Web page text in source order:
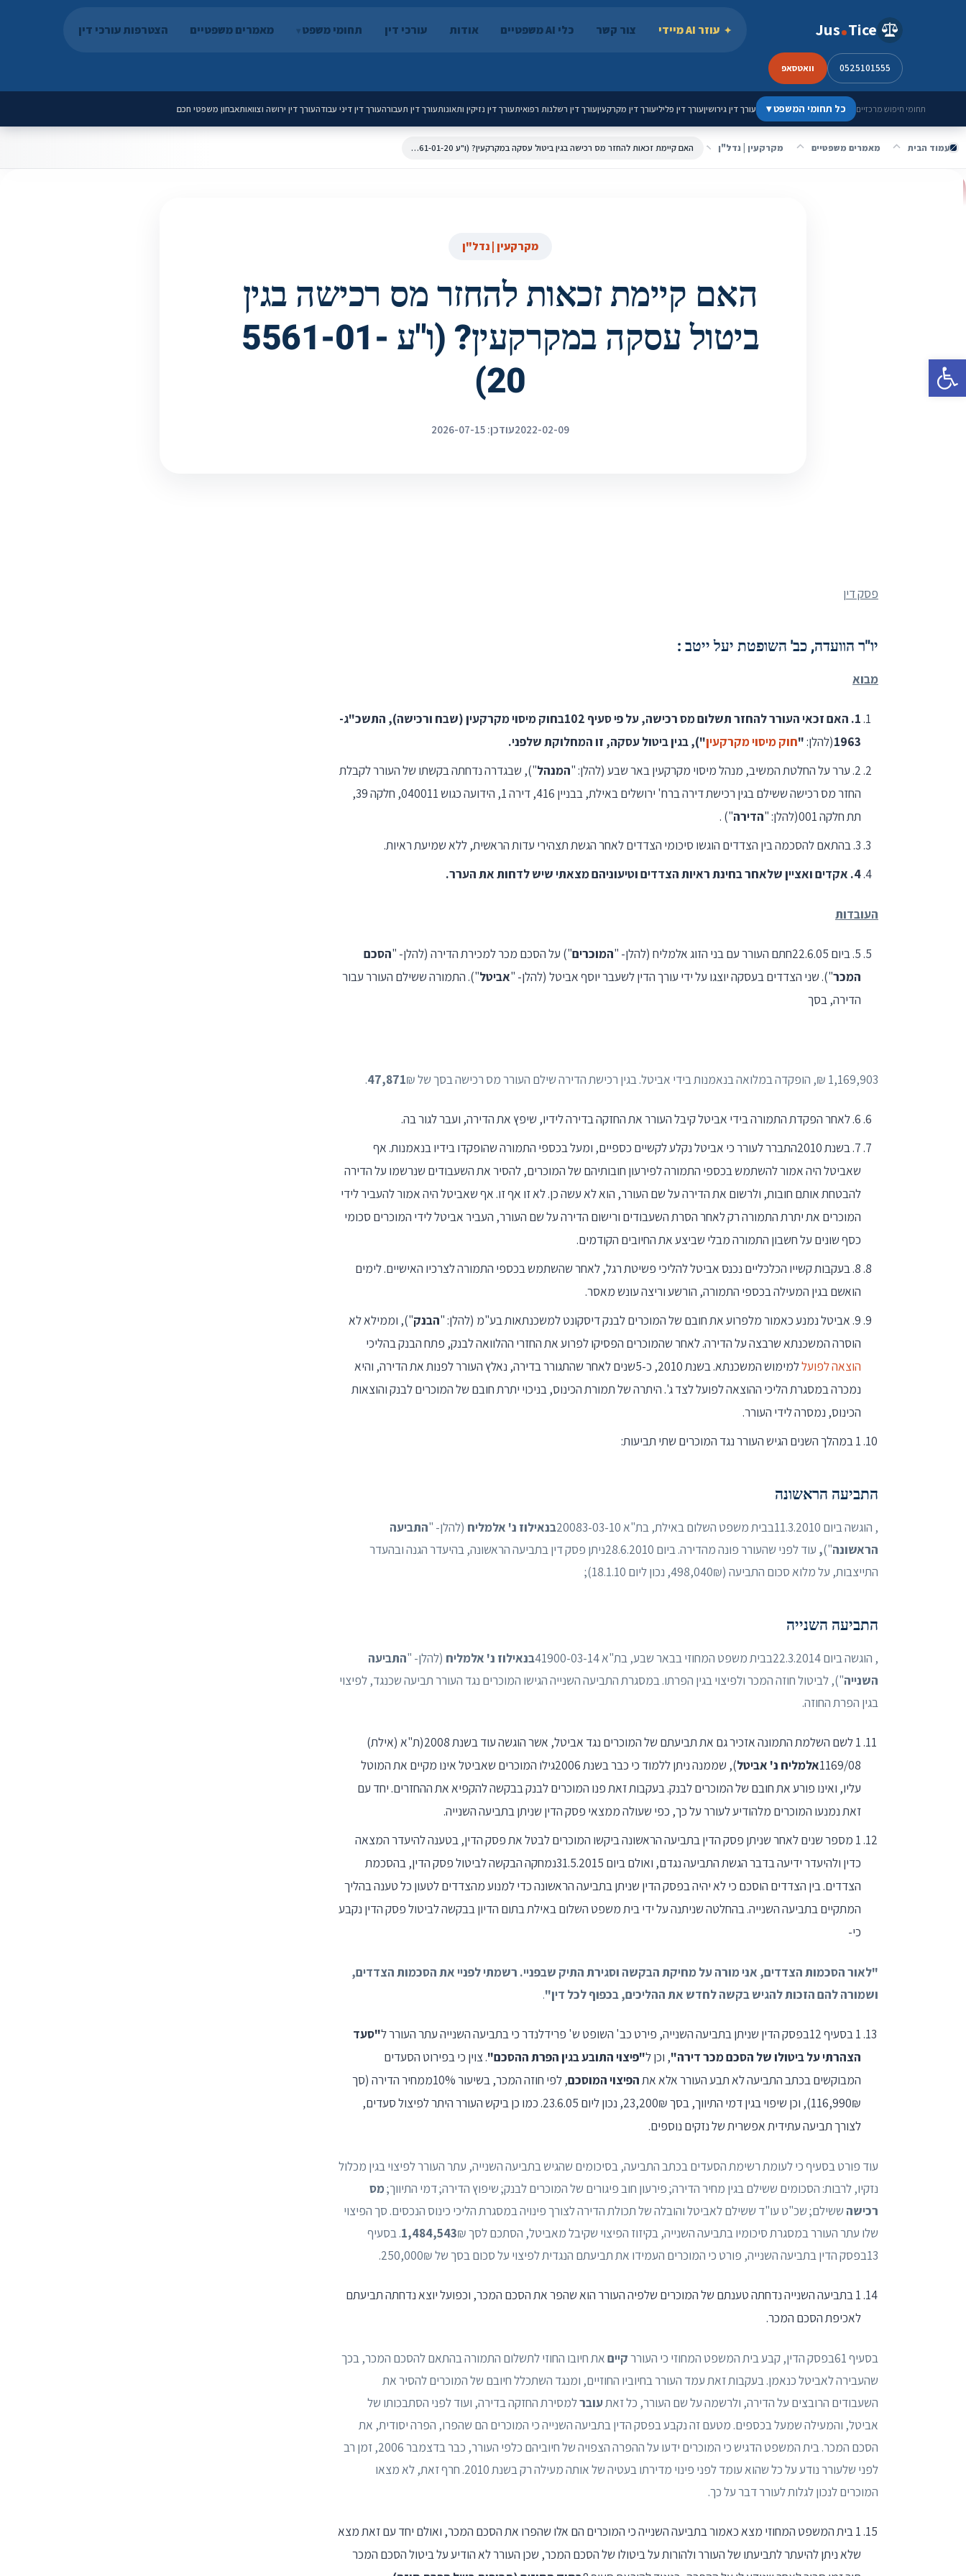
פתח סרגל נגישות
Jus Tice עוזר AI מיידי צור קשר כלי AI משפטיים אודות עורכי דין תחומי משפט מאמרים משפטיים הצטרפות עורכי דין
0525101555 וואטסאפ
תחומי חיפוש מרכזיים כל תחומי המשפט▾ עורך דין גירושיןעורך דין פליליעורך דין מקרקעיןעורך דין רשלנות רפואיתעורך דין נזיקין ותאונותעורך דין תעבורהעורך דין דיני עבודהעורך דין ירושה וצוואותאבחון משפטי חכם
עמוד הבית מאמרים משפטיים מקרקעין | נדל"ן האם קיימת זכאות להחזר מס רכישה בגין ביטול עסקה במקרקעין? (ו"ע 5561-01-20)
מקרקעין | נדל"ן
האם קיימת זכאות להחזר מס רכישה בגין
ביטול עסקה במקרקעין? (ו"ע 5561-01-
20)
2022-02-09עודכן: 2026-07-15
פסק דין
יו"ר הוועדה, כב' השופטת יעל ייטב :
מבוא
1
. האם זכאי העורר להחזר תשלום מס רכישה, על פי סעיף 102בחוק מיסוי מקרקעין (שבח ורכישה), התשכ"ג-
1963(להלן:"חוק מיסוי מקרקעין"), בגין ביטול עסקה, זו המחלוקת שלפני.
2. ערר על החלטת המשיב, מנהל מיסוי מקרקעין באר שבע (להלן: "
המנהל"), שבגדרה נדחתה בקשתו של העורר לקבלת
החזר מס רכישה ששילם בגין רכישת דירה ברח' ירושלים באילת, בבניין 416, דירה 1, הידועה כגוש 040011, חלקה 39,
תת חלקה 001(להלן: "
הדירה") .
3. בהתאם להסכמה בין הצדדים הוגשו סיכומי הצדדים לאחר הגשת תצהירי עדות הראשית, ללא שמיעת ראיות.
4. אקדים ואציין שלאחר בחינת ראיות הצדדים וטיעוניהם מצאתי שיש לדחות את הערר.
העובדות
5. ביום 22.6.05חתם העורר עם בני הזוג אלמליח (להלן- " המוכרים") על הסכם מכר למכירת הדירה (להלן- "הסכם
המכר"). שני הצדדים בעסקה יוצגו על ידי עורך הדין לשעבר יוסף אביטל (להלן- "אביטל"). התמורה ששילם העורר עבור
הדירה, בסך
1,169,903 ₪, הופקדה במלואה בנאמנות בידי אביטל. בגין רכישת הדירה שילם העורר מס רכישה בסך של 47,871₪.
6. לאחר הפקדת התמורה בידי אביטל קיבל העורר את החזקה בדירה לידיו, שיפץ את הדירה, ועבר לגור בה.
7. בשנת 2010התברר לעורר כי אביטל נקלע לקשיים כספיים, ומעל בכספי התמורה שהופקדו בידיו בנאמנות. אף
שאביטל היה אמור להשתמש בכספי התמורה לפירעון חובותיהם של המוכרים, להסיר את השעבודים שנרשמו על הדירה
להבטחת אותם חובות, ולרשום את הדירה על שם העורר, הוא לא עשה כן. לא זו אף זו. אף שאביטל היה אמור להעביר לידי
המוכרים את יתרת התמורה רק לאחר הסרת השעבודים ורישום הדירה על שם העורר, העביר אביטל לידי המוכרים סכומי
כסף שונים על חשבון התמורה מבלי שביצע את החיובים הקודמים.
8. בעקבות קשייו הכלכליים נכנס אביטל להליכי פשיטת רגל, לאחר שהשתמש בכספי התמורה לצרכיו האישיים. לימים
הואשם בגין המעילה בכספי התמורה, הורשע וריצה עונש מאסר.
9. אביטל נמנע כאמור מלפרוע את חובם של המוכרים לבנק דיסקונט למשכנתאות בע"מ (להלן: "
הבנק"), וממילא לא
הוסרה המשכנתא שרבצה על הדירה. לאחר שהמוכרים הפסיקו לפרוע את החזרי ההלוואה לבנק, פתח הבנק בהליכי
הוצאה לפועל
למימוש המשכנתא. בשנת 2010, כ-5שנים לאחר שהתגורר בדירה, נאלץ העורר לפנות את הדירה, והיא
נמכרה במסגרת הליכי ההוצאה לפועל לצד ג'. היתרה של תמורת הכינוס, בניכוי יתרת חובם של המוכרים לבנק והוצאות
הכינוס, נמסרה לידי העורר.
1 במהלך השנים הגיש העורר נגד המוכרים שתי תביעות:
התביעה הראשונה
, הוגשה ביום 11.3.2010בבית משפט השלום באילת, בת"א 20083-03-10 בנאילוז נ' אלמליח (להלן- "התביעה
הראשונה")
,
עוד לפני שהעורר פונה מהדירה. ביום 28.6.2010ניתן פסק דין בתביעה הראשונה, בהיעדר הגנה ובהעדר
התייצבות, על מלוא סכום התביעה (498,040₪, נכון ליום 18.1.10);
התביעה השנייה
, הוגשה ביום 22.3.2014בבית משפט המחוזי בבאר שבע, בת"א 41900-03-14 בנאילוז נ' אלמליח (להלן- "התביעה
השנייה"), לביטול חוזה המכר ולפיצוי בגין הפרתו. במסגרת התביעה השנייה הגישו המוכרים נגד העורר תביעה שכנגד, לפיצוי
בגין הפרת החוזה.
1 לשם השלמת התמונה אזכיר גם את תביעתם של המוכרים נגד אביטל, אשר הוגשה עוד בשנת 2008(ת"א (אילת)
1169/08אלמליח נ' אביטל
), שממנה ניתן ללמוד כי כבר בשנת 2006גילו המוכרים שאביטל אינו מקיים את המוטל
עליו, ואינו פורע את חובם של המוכרים לבנק. בעקבות זאת פנו המוכרים לבנק בבקשה להקפיא את ההחזרים. יחד עם
זאת נמנעו המוכרים מלהודיע לעורר על כך, כפי שעולה ממצאי פסק הדין שניתן בתביעה השנייה.
1 מספר שנים לאחר שניתן פסק הדין בתביעה הראשונה ביקשו המוכרים לבטל את פסק הדין, בטענה להיעדר המצאה
כדין ולהיעדר ידיעה בדבר הגשת התביעה נגדם, ואולם ביום 31.5.2015נמחקה הבקשה לביטול פסק הדין, בהסכמת
הצדדים. בין הצדדים הוסכם כי לא יהיה בפסק הדין שניתן בתביעה הראשונה כדי למנוע מהצדדים לטעון כל טענה בהליך
המתקיים בתביעה השנייה. בהחלטה שניתנה על ידי בית משפט השלום באילת בתום הדיון בבקשה לביטול פסק הדין נקבע
כי-
"לאור הסכמות הצדדים, אני מורה על מחיקת הבקשה וסגירת התיק שבפניי. רשמתי לפניי את הסכמות הצדדים,
ושמורה להם הזכות להגיש בקשה לחדש את ההליכים, בכפוף לכל דין".
1 בסעיף 12בפסק הדין שניתן בתביעה השנייה, פירט כב' השופט ש' פרידלנדר כי בתביעה השנייה עתר העורר ל
"סעד
הצהרתי על ביטולו של הסכם מכר דירה", וכן ל"פיצוי התובע בגין הפרת ההסכם". צוין כי בפירוט הסעדים
המבוקשים בכתב התביעה לא תבע העורר אלא את הפיצוי המוסכם
, לפי חוזה המכר, בשיעור 10%ממחיר הדירה (סך
116,990₪), וכן שיפוי בגין דמי התיווך, בסך 23,200₪, נכון ליום 23.6.05. כמו כן ביקש העורר היתר לפיצול סעדים,
לצורך תביעה עתידית אפשרית של נזקים נוספים.
עוד פורט בסעיף כי לעומת רשימת הסעדים בכתב התביעה, בסיכומים שהגיש בתביעה השנייה, עתר העורר לפיצוי בגין מכלול
נזקיו, לרבות: הסכומים ששילם בגין מחיר הדירה; פירעון חוב פיגורים של המוכרים לבנק; שיפוץ הדירה; דמי התיווך;מס
רכישה ששילם; שכ"ט עו"ד ששילם לאביטל והובלה של תכולת הדירה לצורך פינויה במסגרת הליכי כינוס הנכסים. סך הפיצוי
שלו עתר העורר במסגרת סיכומיו בתביעה השנייה, בקיזוז הפיצוי שקיבל מאביטל, הסתכם לסך
1,484,543₪. בסעיף
13בפסק הדין בתביעה השנייה, פורט כי המוכרים העמידו את תביעתם הנגדית לפיצוי על סכום בסך של 250,000₪.
1 בתביעה השנייה נדחתה טענתם של המוכרים שלפיה העורר הוא שהפר את הסכם המכר, וכפועל יוצא נדחתה תביעתם
לאכיפת הסכם המכר.
בסעיף 61בפסק הדין, קבע בית המשפט המחוזי כי העורר קייםאת חיובו החוזי לתשלום התמורה בהתאם להסכם המכר, בכך
שהעבירה לאביטל כנאמן. בעקבות זאת עמד העורר בחיוביו החוזיים, ומנגד השתכלל חיובם של המוכרים להסיר את
השעבודים הרובצים על הדירה, ולרשמה על שם העורר, כל זאתעוברלמסירת החזקה בדירה, ועוד לפני הסתבכותו של
אביטל, והמעילה שמעל בכספים. מטעם זה נקבע בפסק הדין בתביעה השנייה כי המוכרים הם שהפרו, הפרה יסודית, את
הסכם המכר. בית המשפט הדגיש כי המוכרים ידעו על ההפרה הצפויה של חיוביהם כלפי העורר, כבר בדצמבר 2006, זמן רב
לפני שלעורר נודע על כל שהוא עומד לפני פינוי מדירתו בעטיה של אותה מעילה רק בשנת 2010. חרף זאת, לא מצאו
המוכרים לנכון לגלות לעורר דבר על כך.
1 בית המשפט המחוזי מצא כאמור בתביעה השנייה כי המוכרים הם אלו שהפרו את הסכם המכר, ואולם יחד עם זאת מצא
שלא ניתן להיעתר לתביעתו של העורר ולהורות על ביטולו של הסכם המכר, שכן העורר לא הודיע על ביטול הסכם המכר